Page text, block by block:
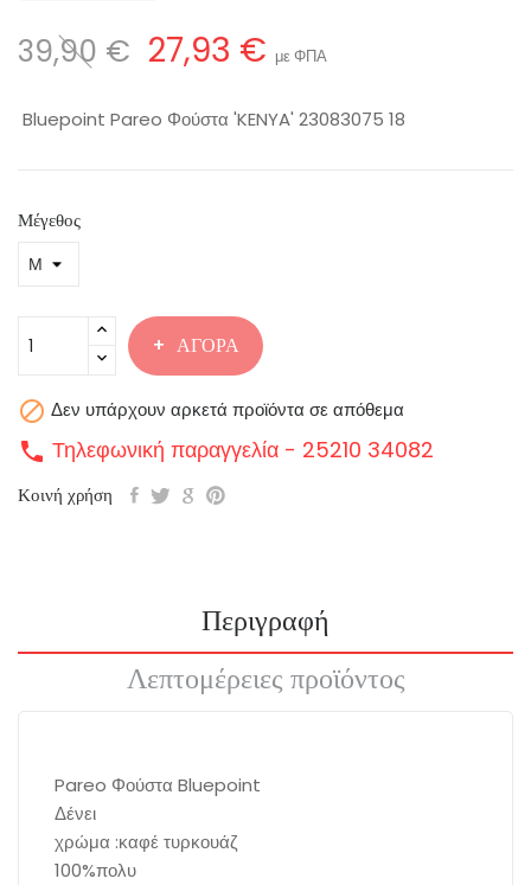
39,90 € 27,93 € με ΦΠΑ
Bluepoint Pareo Φούστα 'KENYA' 23083075 18
Μέγεθος
ΑΓΟΡΆ
 Δεν υπάρχουν αρκετά προϊόντα σε απόθεμα
call Τηλεφωνική παραγγελία - 25210 34082
Κοινή χρήση
Περιγραφή
Λεπτομέρειες προϊόντος
Pareo Φούστα Bluepoint
Δένει
χρώμα :καφέ τυρκουάζ
100%πολυ